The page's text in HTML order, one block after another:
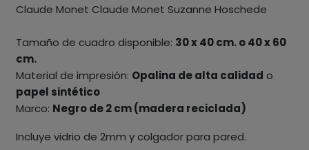
Claude Monet Claude Monet Suzanne Hoschede
Tamaño de cuadro disponible: 30 x 40 cm. o 40 x 60
cm.
Material de impresión: Opalina de alta calidad o
papel sintético
Marco: Negro de 2 cm (madera reciclada)
Incluye vidrio de 2mm y colgador para pared.